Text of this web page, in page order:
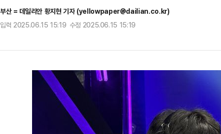
부산 = 데일리안 황지현 기자 (yellowpaper@dailian.co.kr)
입력 2025.06.15 15:19 수정 2025.06.15 15:19